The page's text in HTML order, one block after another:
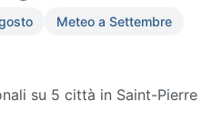
Meteo a Settembre
su 5 città in Saint-Pierre